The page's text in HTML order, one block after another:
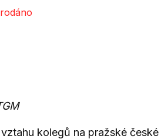
kolegů na pražské české